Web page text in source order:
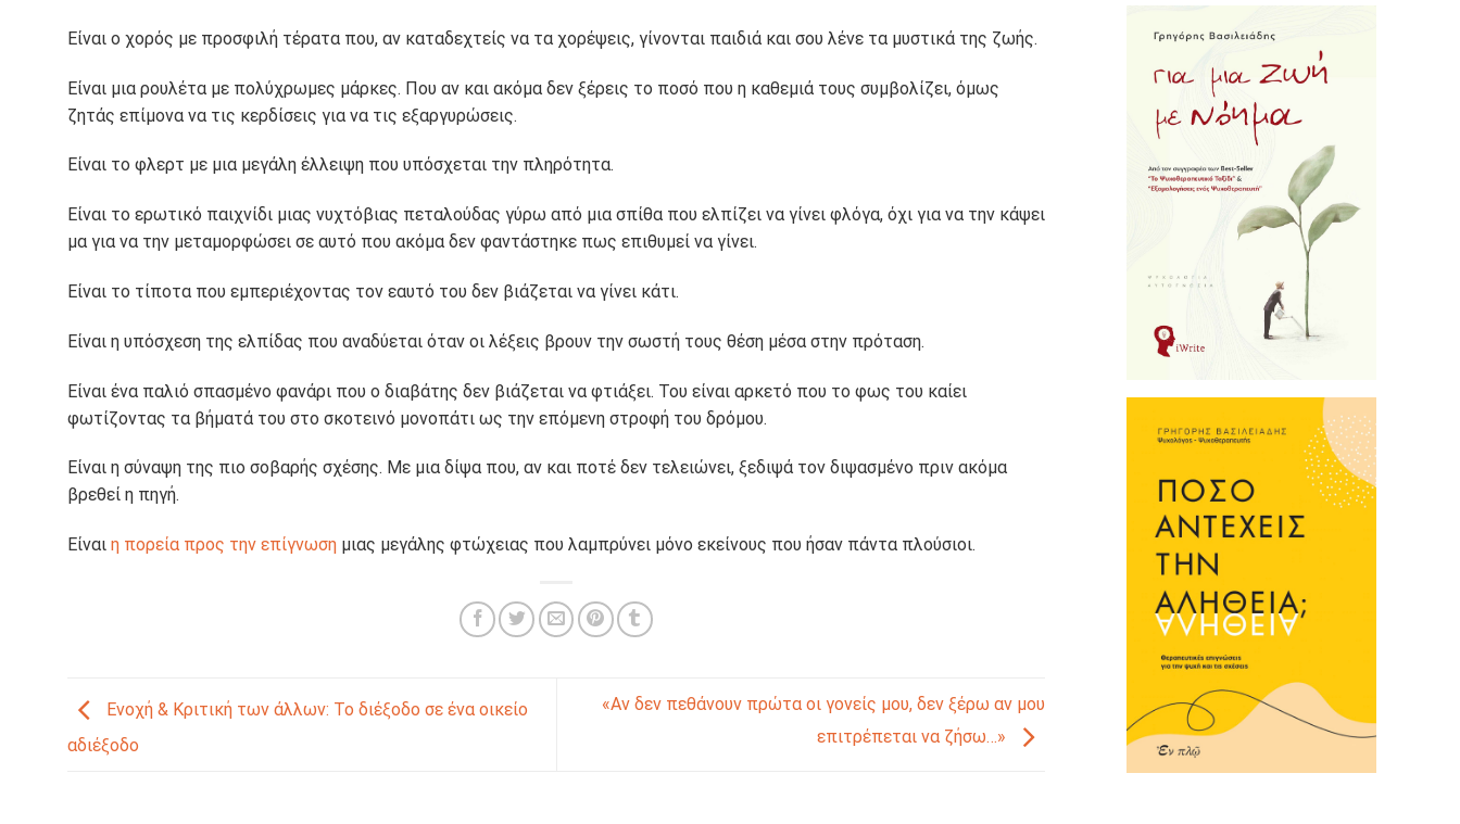
Είναι ο χορός με προσφιλή τέρατα που, αν καταδεχτείς να τα χορέψεις, γίνονται παιδιά και σου λένε τα μυστικά της ζωής.
Είναι μια ρουλέτα με πολύχρωμες μάρκες. Που αν και ακόμα δεν ξέρεις το ποσό που η καθεμιά τους συμβολίζει, όμως
ζητάς επίμονα να τις κερδίσεις για να τις εξαργυρώσεις.
Είναι το φλερτ με μια μεγάλη έλλειψη που υπόσχεται την πληρότητα.
Είναι το ερωτικό παιχνίδι μιας νυχτόβιας πεταλούδας γύρω από μια σπίθα που ελπίζει να γίνει φλόγα, όχι για να την κάψει
μα για να την μεταμορφώσει σε αυτό που ακόμα δεν φαντάστηκε πως επιθυμεί να γίνει.
Είναι το τίποτα που εμπεριέχοντας τον εαυτό του δεν βιάζεται να γίνει κάτι.
Είναι η υπόσχεση της ελπίδας που αναδύεται όταν οι λέξεις βρουν την σωστή τους θέση μέσα στην πρόταση.
Είναι ένα παλιό σπασμένο φανάρι που ο διαβάτης δεν βιάζεται να φτιάξει. Του είναι αρκετό που το φως του καίει
φωτίζοντας τα βήματά του στο σκοτεινό μονοπάτι ως την επόμενη στροφή του δρόμου.
Είναι η σύναψη της πιο σοβαρής σχέσης. Με μια δίψα που, αν και ποτέ δεν τελειώνει, ξεδιψά τον διψασμένο πριν ακόμα
βρεθεί η πηγή.
Είναι η πορεία προς την επίγνωση μιας μεγάλης φτώχειας που λαμπρύνει μόνο εκείνους που ήσαν πάντα πλούσιοι.
Ενοχή & Κριτική των άλλων: Το διέξοδο σε ένα οικείο
αδιέξοδο
«Αν δεν πεθάνουν πρώτα οι γονείς μου, δεν ξέρω αν μου
επιτρέπεται να ζήσω…»